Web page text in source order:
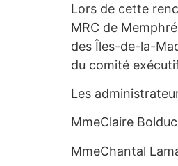
Lors de cette
MRC de
des Îles-de-la-
du comité
Les
MmeClaire
MmeChantal